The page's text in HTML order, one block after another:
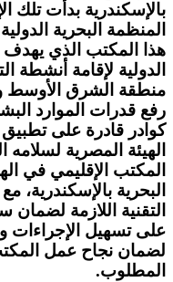
بالإسكندرية بدأت تلك
هذا المكتب الذي يهدف
الدولية لإقامة أنشطة
منطقة الشرق الأوسط
رفع قدرات الموارد
كوادر قادرة على
الهيئة المصرية لسلامه
المكتب الإقليمي في
البحرية بالإسكندرية،
التقنية اللازمة
على تسهيل الإجراءات
لضمان نجاح عمل
المطلوب.